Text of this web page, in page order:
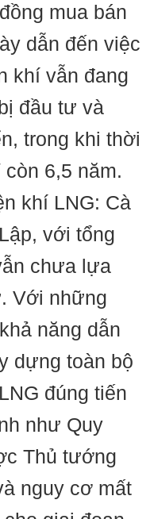
mua bán
dẫn đến việc
khí vẫn đang
đầu tư và
trong khi thời
6,5 năm.
khí LNG: Cà
với tổng
chưa lựa
Với những
năng dẫn
dựng toàn bộ
đúng tiến
như Quy
Thủ tướng
nguy cơ mất